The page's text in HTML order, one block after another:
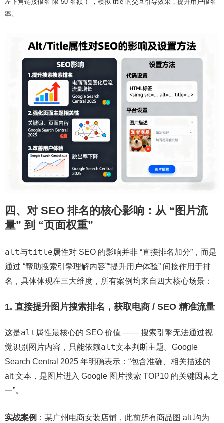
左下角链接报名 限 50 名额”），模拟 title 的交互引导效果，提升用户报名
率。
四、对 SEO 排名的核心影响：从 “图片流
量” 到 “页面权重”
alt与title属性对 SEO 的影响并非 “直接排名加分”，而是
通过 “帮助搜索引擎理解内容”“提升用户体验” 间接作用于排
名，具体体现在三大维度，所有案例均来自四大核心场景：
1. 直接提升图片搜索排名，获取电商 / SEO 精准流量
这是alt 属性最核心的 SEO 价值 —— 搜索引擎无法通过视
觉识别图片内容，只能依赖alt文本判断主题。Google
Search Central 2025 年明确表示：“包含准确、相关描述的
alt 文本，是图片进入 Google 图片搜索 TOP10 的关键因素之
一”。
实战案例 ：某广州电商女装店铺，此前所有商品图 alt 均为